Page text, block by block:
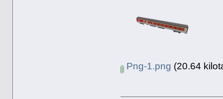
Png-1.png (20.64